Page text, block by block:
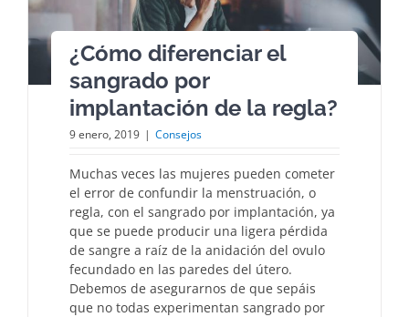
¿Cómo diferenciar el
sangrado por
implantación de la regla?
9 enero, 2019 | Consejos
Muchas veces las mujeres pueden cometer
el error de confundir la menstruación, o
regla, con el sangrado por implantación, ya
que se puede producir una ligera pérdida
de sangre a raíz de la anidación del ovulo
fecundado en las paredes del útero.
Debemos de asegurarnos de que sepáis
que no todas experimentan sangrado por